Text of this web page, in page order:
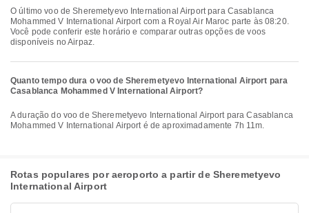
O último voo de Sheremetyevo International Airport para Casablanca
Mohammed V International Airport com a Royal Air Maroc parte às 08:20.
Você pode conferir este horário e comparar outras opções de voos
disponíveis no Airpaz.
Quanto tempo dura o voo de Sheremetyevo International Airport para
Casablanca Mohammed V International Airport?
A duração do voo de Sheremetyevo International Airport para Casablanca
Mohammed V International Airport é de aproximadamente 7h 11m.
Rotas populares por aeroporto a partir de Sheremetyevo
International Airport